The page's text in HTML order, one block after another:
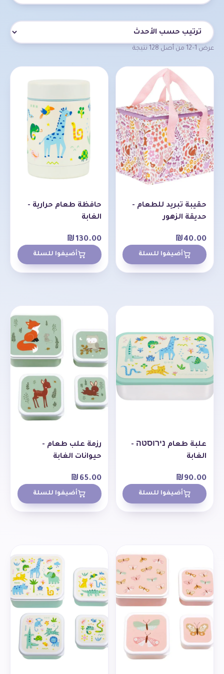
قائمة المنتجات
عرض 1–12 من أصل 128 نتيجة
حقيبة تبريد للطعام -
حديقة الزهور
₪40.00
أضيفوا للسلة
حافظة طعام حرارية -
الغابة
₪130.00
أضيفوا للسلة
علبة طعام נירוסטה -
الغابة
₪90.00
أضيفوا للسلة
رزمة علب طعام -
حيوانات الغابة
₪ 65.00
أضيفوا للسلة